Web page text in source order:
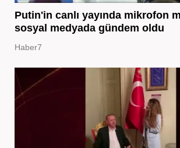
Putin'in canlı yayında mikrofon
sosyal medyada gündem oldu
Haber7